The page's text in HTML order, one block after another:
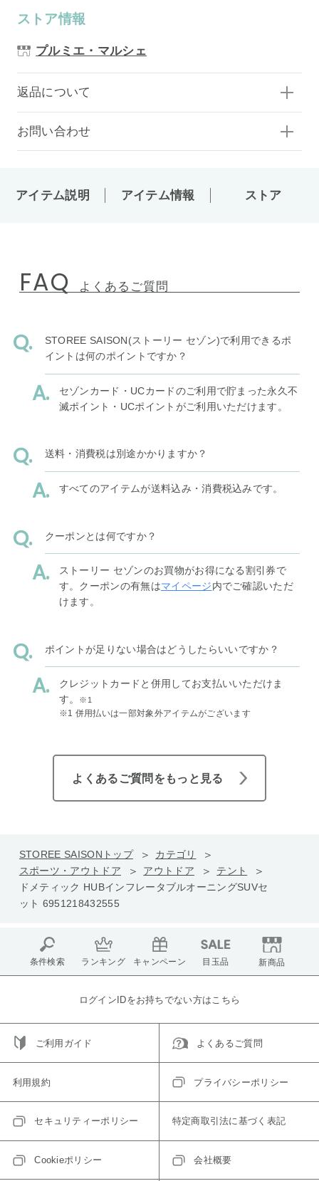
ストア情報
プルミエ・マルシェ
返品について
お問い合わせ
アイテム説明 アイテム情報 ストア
FAQ よくあるご質問
STOREE SAISON(ストーリー セゾン)で利用できるポ
イントは何のポイントですか？
セゾンカード・UCカードのご利用で貯まった永久不
滅ポイント・UCポイントがご利用いただけます。
送料・消費税は別途かかりますか？
すべてのアイテムが送料込み・消費税込みです。
クーポンとは何ですか？
ストーリー セゾンのお買物がお得になる割引券で
す。クーポンの有無はマイページ内でご確認いただ
けます。
ポイントが足りない場合はどうしたらいいですか？
クレジットカードと併用してお支払いいただけま
す。
※1
※1 併用払いは一部対象外アイテムがございます
よくあるご質問をもっと見る
STOREE SAISONトップ
カテゴリ
スポーツ・アウトドア
アウトドア
テント
ドメティック HUBインフレータブルオーニングSUVセ
ット 6951218432555
条件検索 ランキング キャンペーン 目玉品 新商品
ログインIDをお持ちでない方はこちら
ご利用ガイド よくあるご質問
利用規約 プライバシーポリシー
セキュリティーポリシー 特定商取引法に基づく表記
Cookieポリシー 会社概要